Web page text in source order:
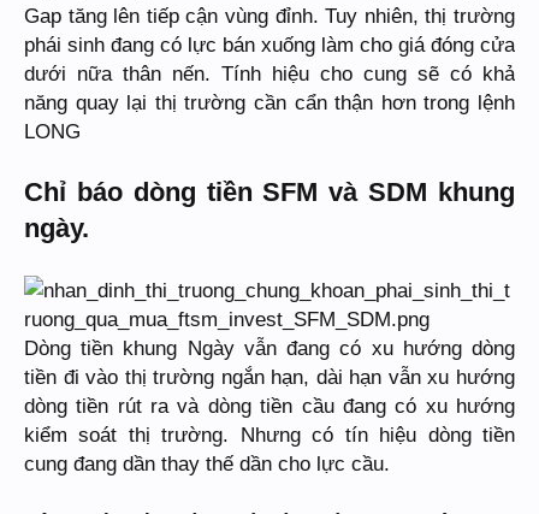
Gap tăng lên tiếp cận vùng đỉnh. Tuy nhiên, thị trường
phái sinh đang có lực bán xuống làm cho giá đóng cửa
dưới nữa thân nến. Tính hiệu cho cung sẽ có khả
năng quay lại thị trường cần cẩn thận hơn trong lệnh
LONG
Chỉ báo dòng tiền SFM và SDM khung
ngày.
Dòng tiền khung Ngày vẫn đang có xu hướng dòng
tiền đi vào thị trường ngắn hạn, dài hạn vẫn xu hướng
dòng tiền rút ra và dòng tiền cầu đang có xu hướng
kiểm soát thị trường. Nhưng có tín hiệu dòng tiền
cung đang dần thay thế dần cho lực cầu.